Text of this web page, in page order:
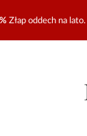
Złap oddech na lato.